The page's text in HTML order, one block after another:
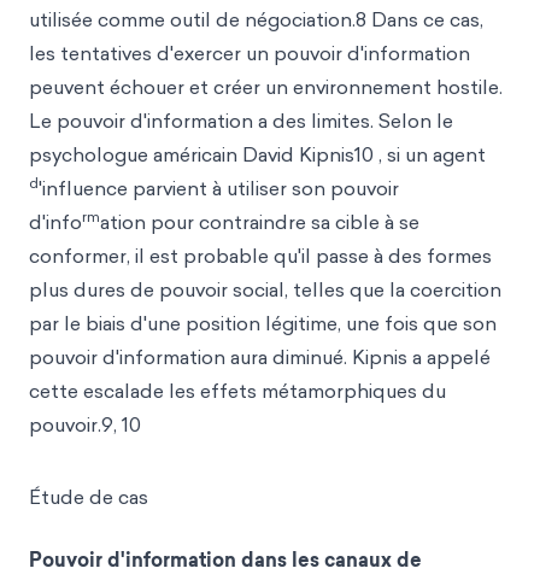
utilisée comme outil de négociation.8 Dans ce cas,
les tentatives d'exercer un pouvoir d'information
peuvent échouer et créer un environnement hostile.
Le pouvoir d'information a des limites. Selon le
psychologue américain David Kipnis10 , si un agent
d'influence parvient à utiliser son pouvoir
d'information pour contraindre sa cible à se
conformer, il est probable qu'il passe à des formes
plus dures de pouvoir social, telles que la coercition
par le biais d'une position légitime, une fois que son
pouvoir d'information aura diminué. Kipnis a appelé
cette escalade les effets métamorphiques du
pouvoir.9, 10
Étude de cas
Pouvoir d'information dans les canaux de